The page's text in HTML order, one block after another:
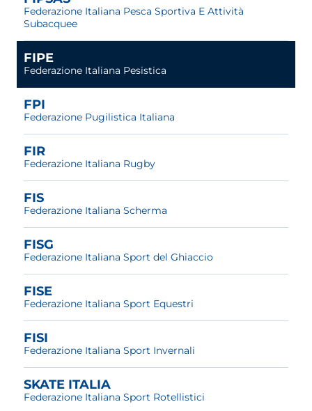
Federazione Italiana Pesca Sportiva E Attività
Subacquee
FIPE
Federazione Italiana Pesistica
FPI
Federazione Pugilistica Italiana
FIR
Federazione Italiana Rugby
FIS
Federazione Italiana Scherma
FISG
Federazione Italiana Sport del Ghiaccio
FISE
Federazione Italiana Sport Equestri
FISI
Federazione Italiana Sport Invernali
SKATE ITALIA
Federazione Italiana Sport Rotellistici